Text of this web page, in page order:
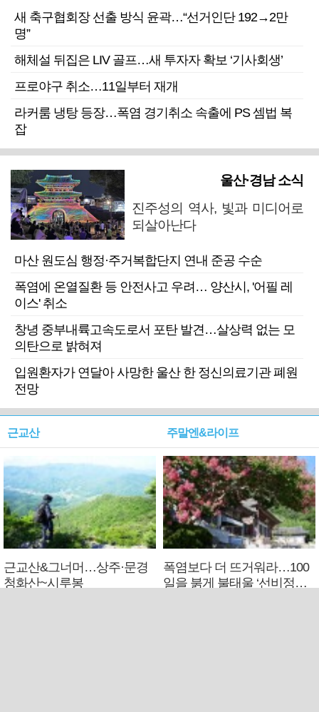
새 축구협회장 선출 방식 윤곽…“선거인단 192→2만
명”
해체설 뒤집은 LIV 골프…새 투자자 확보 ‘기사회생’
프로야구 취소…11일부터 재개
라커룸 냉탕 등장…폭염 경기취소 속출에 PS 셈법 복
잡
울산·경남 소식
진주성의 역사, 빛과 미디어로
되살아난다
마산 원도심 행정·주거복합단지 연내 준공 수순
폭염에 온열질환 등 안전사고 우려… 양산시, '어필 레
이스' 취소
창녕 중부내륙고속도로서 포탄 발견…살상력 없는 모
의탄으로 밝혀져
입원환자가 연달아 사망한 울산 한 정신의료기관 폐원
전망
근교산
근교산&그너머…상주·문경
청화산~시루봉
주말엔&라이프
폭염보다 더 뜨거워라…100
일을 붉게 불태울 ‘선비정신’